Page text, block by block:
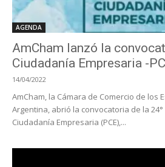
AGENDA
AmCham lanzó la
Ciudadanía Empresaria -
14/04/2022
AmCham, la Cámara de Comercio de los
Argentina, abrió la convocatoria de la
Ciudadanía Empresaria (PCE),...